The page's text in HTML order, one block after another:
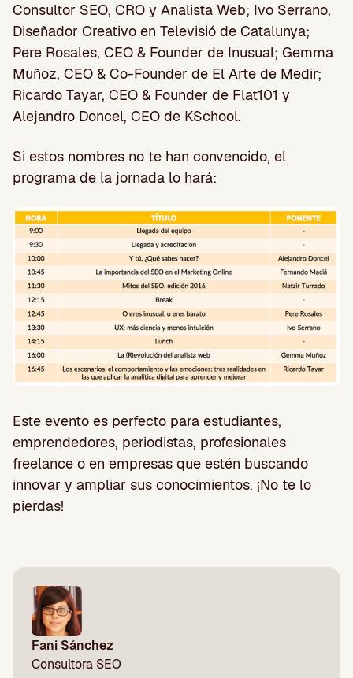
Consultor SEO, CRO y Analista Web; Ivo Serrano,
Diseñador Creativo en Televisió de Catalunya;
Pere Rosales, CEO & Founder de Inusual; Gemma
Muñoz, CEO & Co-Founder de El Arte de Medir;
Ricardo Tayar, CEO & Founder de Flat101 y
Alejandro Doncel, CEO de KSchool.
Si estos nombres no te han convencido, el
programa de la jornada lo hará:
Este evento es perfecto para estudiantes,
emprendedores, periodistas, profesionales
freelance o en empresas que estén buscando
innovar y ampliar sus conocimientos. ¡No te lo
pierdas!
Fani Sánchez
Consultora SEO